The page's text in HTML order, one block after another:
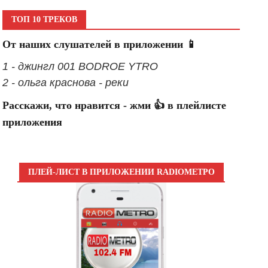
ТОП 10 ТРЕКОВ
От наших слушателей в приложении 📱
1 - джингл 001 BODROE YTRO
2 - ольга краснова - реки
Расскажи, что нравится - жми 👍 в плейлисте
приложения
ПЛЕЙ-ЛИСТ В ПРИЛОЖЕНИИ RADIOМЕТРО